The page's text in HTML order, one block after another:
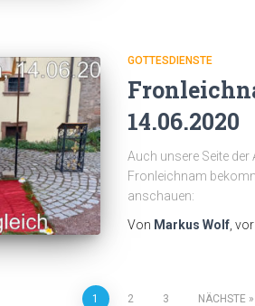
GOTTESDIENSTE
14.06.2020
Auch unsere Seite
Fronleichnam
anschauen:
Von Markus Wolf, vor
1 2 3 NÄCHSTE